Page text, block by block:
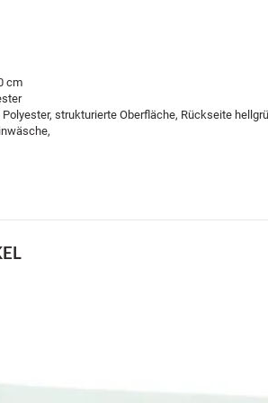
cm
Polyester, strukturierte Oberfläche, Rückseite